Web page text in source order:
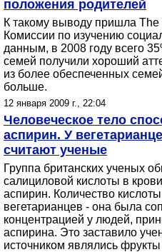
положения родителей
К такому выводу пришла
Комиссии по изучению
данным, в 2008 году всего
семей получили хороший
из более обеспеченных
больше.
12 января 2009 г., 22:04
Человеческое тело
аспирин. У
считают ученые
Группа британских ученых
салициловой кислоты в
аспирин. Количество
вегетарианцев - она была
концентрацией у людей,
аспирина. Это заставило
источником являлись